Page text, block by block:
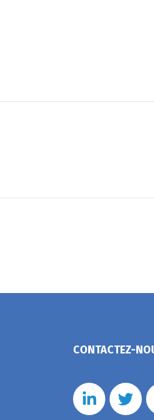
CONTACTEZ-